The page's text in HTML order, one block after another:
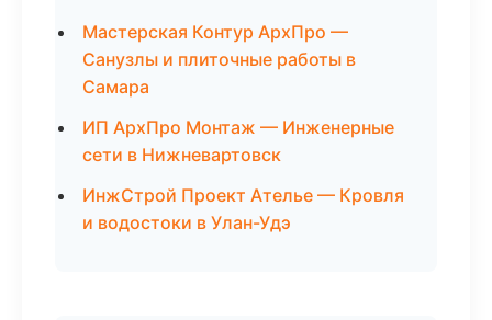
Мастерская Контур АрхПро —
Санузлы и плиточные работы в
Самара
ИП АрхПро Монтаж — Инженерные
сети в Нижневартовск
ИнжСтрой Проект Ателье — Кровля
и водостоки в Улан-Удэ